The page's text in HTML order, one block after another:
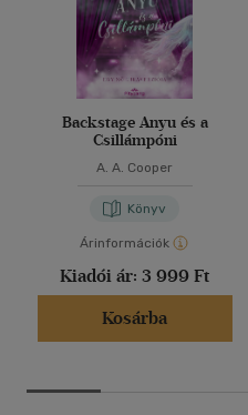
Backstage Anyu és a
Csillámpóni
A. A. Cooper
Könyv
Árinformációk
Kiadói ár: 3 999 Ft
Kosárba